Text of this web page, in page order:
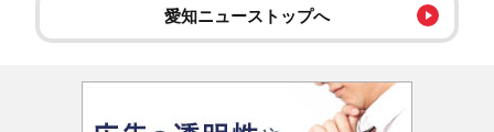
愛知ニューストップへ